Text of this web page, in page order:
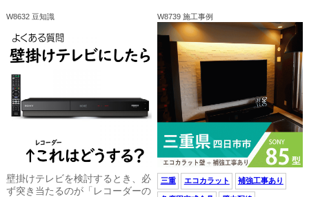
W8632 豆知識
壁掛けテレビを検討するとき、必
ず突き当たるのが「レコーダーの
W8739 施工事例
三重 エコカラット 補強工事あり